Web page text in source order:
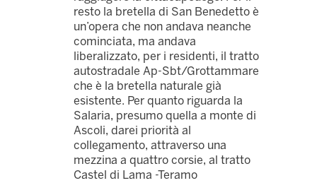
resto la bretella di San Benedetto è
un’opera che non andava neanche
cominciata, ma andava
liberalizzato, per i residenti, il tratto
autostradale Ap-Sbt/Grottammare
che è la bretella naturale già
esistente. Per quanto riguarda la
Salaria, presumo quella a monte di
Ascoli, darei priorità al
collegamento, attraverso una
mezzina a quattro corsie, al tratto
Castel di Lama -Teramo